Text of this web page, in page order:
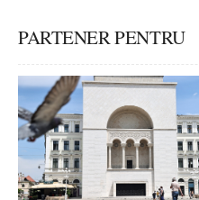
PARTENER PENTRU